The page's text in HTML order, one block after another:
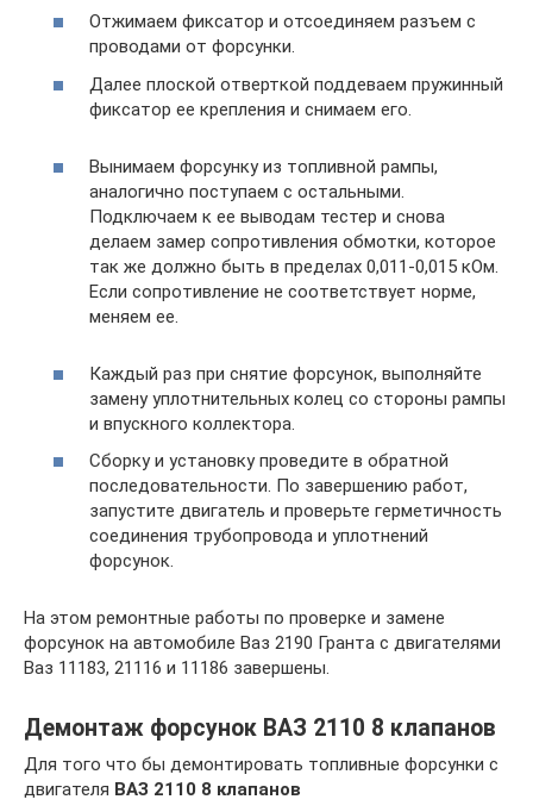
Отжимаем фиксатор и отсоединяем разъем с
проводами от форсунки.
Далее плоской отверткой поддеваем пружинный
фиксатор ее крепления и снимаем его.
Вынимаем форсунку из топливной рампы,
аналогично поступаем с остальными.
Подключаем к ее выводам тестер и снова
делаем замер сопротивления обмотки, которое
так же должно быть в пределах 0,011-0,015 кОм.
Если сопротивление не соответствует норме,
меняем ее.
Каждый раз при снятие форсунок, выполняйте
замену уплотнительных колец со стороны рампы
и впускного коллектора.
Сборку и установку проведите в обратной
последовательности. По завершению работ,
запустите двигатель и проверьте герметичность
соединения трубопровода и уплотнений
форсунок.
На этом ремонтные работы по проверке и замене
форсунок на автомобиле Ваз 2190 Гранта с двигателями
Ваз 11183, 21116 и 11186 завершены.
Демонтаж форсунок ВАЗ 2110 8 клапанов
Для того что бы демонтировать топливные форсунки с
двигателя ВАЗ 2110 8 клапанов